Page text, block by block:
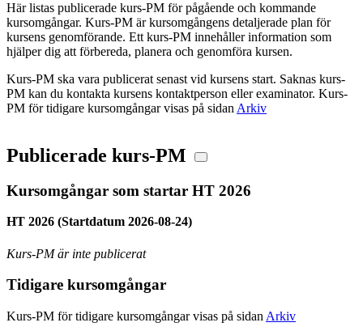
Här listas publicerade kurs-PM för pågående och kommande
kursomgångar. Kurs-PM är kursomgångens detaljerade plan för
kursens genomförande. Ett kurs-PM innehåller information som
hjälper dig att förbereda, planera och genomföra kursen.
Kurs-PM ska vara publicerat senast vid kursens start. Saknas kurs-
PM kan du kontakta kursens kontaktperson eller examinator. Kurs-
PM för tidigare kursomgångar visas på sidan Arkiv
Publicerade kurs-PM
Kursomgångar som startar HT 2026
HT 2026 (Startdatum 2026-08-24)
Kurs-PM är inte publicerat
Tidigare kursomgångar
Kurs-PM för tidigare kursomgångar visas på sidan Arkiv